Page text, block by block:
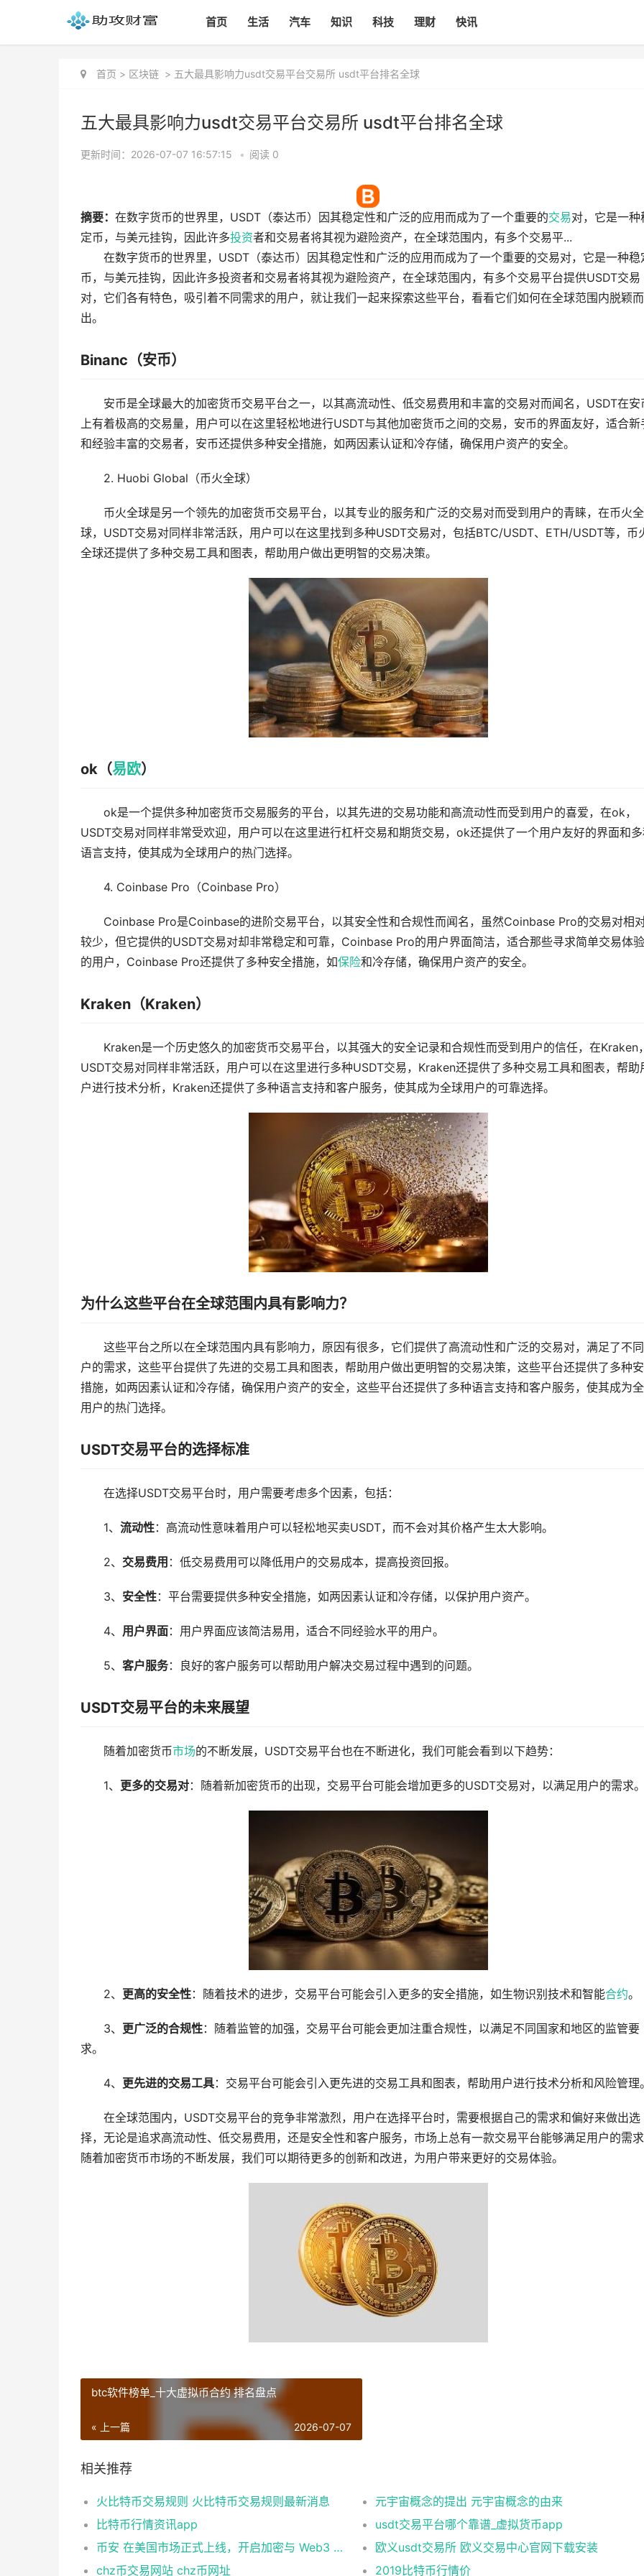
首页 生活 汽车 知识 科技 理财 快讯
首页 > 区块链 > 五大最具影响力usdt交易平台交易所 usdt平台排名全球
五大最具影响力usdt交易平台交易所 usdt平台排名全球
更新时间：2026-07-07 16:57:15 • 阅读 0
摘要： 在数字货币的世界里，USDT（泰达币）因其稳定性和广泛的应用而成为了一个重要的交易对，它是一种
定币，与美元挂钩，因此许多投资者和交易者将其视为避险资产，在全球范围内，有多个交易平...
在数字货币的世界里，USDT（泰达币）因其稳定性和广泛的应用而成为了一个重要的交易对，它是一种稳
币，与美元挂钩，因此许多投资者和交易者将其视为避险资产，在全球范围内，有多个交易平台提供USDT交易
对，它们各有特色，吸引着不同需求的用户，就让我们一起来探索这些平台，看看它们如何在全球范围内脱颖而
出。
Binanc（安币）
安币是全球最大的加密货币交易平台之一，以其高流动性、低交易费用和丰富的交易对而闻名，USDT在安
上有着极高的交易量，用户可以在这里轻松地进行USDT与其他加密货币之间的交易，安币的界面友好，适合新
和经验丰富的交易者，安币还提供多种安全措施，如两因素认证和冷存储，确保用户资产的安全。
2. Huobi Global（币火全球）
币火全球是另一个领先的加密货币交易平台，以其专业的服务和广泛的交易对而受到用户的青睐，在币火全
球，USDT交易对同样非常活跃，用户可以在这里找到多种USDT交易对，包括BTC/USDT、ETH/USDT等，币
全球还提供了多种交易工具和图表，帮助用户做出更明智的交易决策。
ok（易欧）
ok是一个提供多种加密货币交易服务的平台，以其先进的交易功能和高流动性而受到用户的喜爱，在ok，
USDT交易对同样非常受欢迎，用户可以在这里进行杠杆交易和期货交易，ok还提供了一个用户友好的界面和
语言支持，使其成为全球用户的热门选择。
4. Coinbase Pro（Coinbase Pro）
Coinbase Pro是Coinbase的进阶交易平台，以其安全性和合规性而闻名，虽然Coinbase Pro的交易对相
较少，但它提供的USDT交易对却非常稳定和可靠，Coinbase Pro的用户界面简洁，适合那些寻求简单交易体验
的用户，Coinbase Pro还提供了多种安全措施，如保险和冷存储，确保用户资产的安全。
Kraken（Kraken）
Kraken是一个历史悠久的加密货币交易平台，以其强大的安全记录和合规性而受到用户的信任，在Kraken
USDT交易对同样非常活跃，用户可以在这里进行多种USDT交易，Kraken还提供了多种交易工具和图表，帮助
户进行技术分析，Kraken还提供了多种语言支持和客户服务，使其成为全球用户的可靠选择。
为什么这些平台在全球范围内具有影响力？
这些平台之所以在全球范围内具有影响力，原因有很多，它们提供了高流动性和广泛的交易对，满足了不
户的需求，这些平台提供了先进的交易工具和图表，帮助用户做出更明智的交易决策，这些平台还提供了多种
措施，如两因素认证和冷存储，确保用户资产的安全，这些平台还提供了多种语言支持和客户服务，使其成为
用户的热门选择。
USDT交易平台的选择标准
在选择USDT交易平台时，用户需要考虑多个因素，包括：
1、 流动性：高流动性意味着用户可以轻松地买卖USDT，而不会对其价格产生太大影响。
2、 交易费用 ：低交易费用可以降低用户的交易成本，提高投资回报。
3、 安全性：平台需要提供多种安全措施，如两因素认证和冷存储，以保护用户资产。
4、 用户界面：用户界面应该简洁易用，适合不同经验水平的用户。
5、 客户服务：良好的客户服务可以帮助用户解决交易过程中遇到的问题。
USDT交易平台的未来展望
随着加密货币市场的不断发展，USDT交易平台也在不断进化，我们可能会看到以下趋势：
1、 更多的交易对：随着新加密货币的出现，交易平台可能会增加更多的USDT交易对，以满足用户的需求
2、 更高的安全性：随着技术的进步，交易平台可能会引入更多的安全措施，如生物识别技术和智能合约。
3、 更广泛的合规性：随着监管的加强，交易平台可能会更加注重合规性，以满足不同国家和地区的监管要
求。
4、 更先进的交易工具：交易平台可能会引入更先进的交易工具和图表，帮助用户进行技术分析和风险管理
在全球范围内，USDT交易平台的竞争非常激烈，用户在选择平台时，需要根据自己的需求和偏好来做出选
择，无论是追求高流动性、低交易费用，还是安全性和客户服务，市场上总有一款交易平台能够满足用户的需
随着加密货币市场的不断发展，我们可以期待更多的创新和改进，为用户带来更好的交易体验。
btc软件榜单_十大虚拟币合约 排名盘点
« 上一篇 2026-07-07
相关推荐
火比特币交易规则 火比特币交易规则最新消息
元宇宙概念的提出 元宇宙概念的由来
比特币行情资讯app
usdt交易平台哪个靠谱_虚拟货币app
币安 在美国市场正式上线，开启加密与 Web3 创新的全新时代！
欧义usdt交易所 欧义交易中心官网下载安装
chz币交易网站 chz币网址
2019比特币行情价